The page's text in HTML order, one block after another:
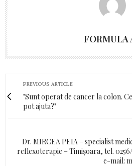
FORMULA
PREVIOUS ARTICLE
"Sunt operat de cancer la colon.
pot ajuta?"
Dr. MIRCEA PEIA – specialist
reflexoterapie – Timișoara, tel. 0256/
e-mail: